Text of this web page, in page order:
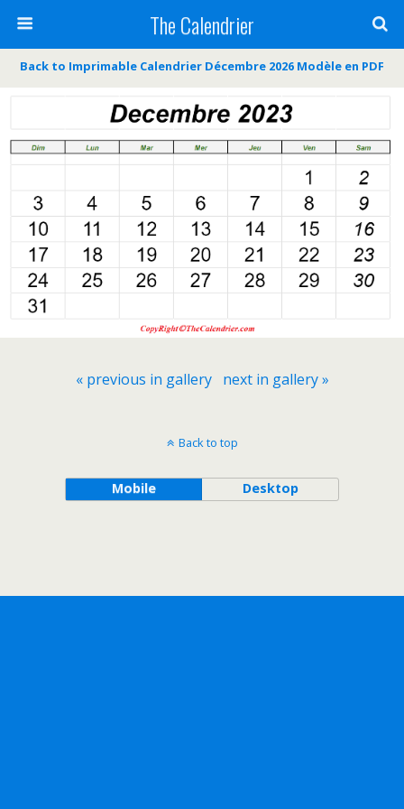
The Calendrier
Back to Imprimable Calendrier Décembre 2026 Modèle en PDF
« previous in gallery next in gallery »
Back to top
Mobile Desktop